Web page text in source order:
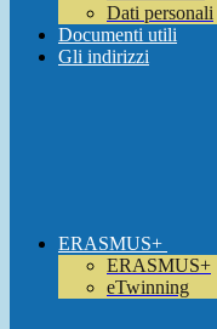
Dati personali
Documenti utili
Gli indirizzi
ERASMUS+
ERASMUS+
eTwinning